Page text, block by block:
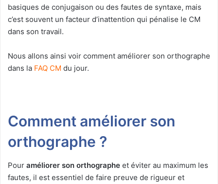
basiques de conjugaison ou des fautes de syntaxe, mais
c’est souvent un facteur d’inattention qui pénalise le CM
dans son travail.
Nous allons ainsi voir comment améliorer son orthographe
dans la FAQ CM du jour.
Comment améliorer son
orthographe ?
Pour améliorer son orthographe et éviter au maximum les
fautes, il est essentiel de faire preuve de rigueur et